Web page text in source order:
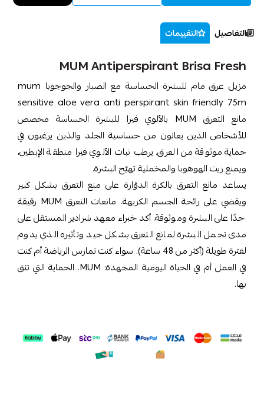
التفاصيل التقييمات
MUM Antiperspirant Brisa Fresh
مزيل عرق مام للبشرة الحساسة مع الصبار والجوجوبا mum
sensitive aloe vera anti perspirant skin friendly 75m
مانع التعرق MUM بالألوي فيرا للبشرة الحساسة مخصص
للأشخاص الذين يعانون من حساسية الجلد والذين يرغبون في
حماية موثوقة من العرق. يرطب نبات الألوي فيرا منطقة الإبطين،
ويمنع زيت الهوهوبا والمخملية تهيّج البشرة.
يساعد مانع التعرق بالكرة الدوّارة على منع التعرق بشكل كبير
ويقضي على رائحة الجسم الكريهة. مانعات التعرق MUM رقيقة
جدًا على البشرة وموثوقة. أكد خبراء معهد شرادير المستقل على
مدى تحمل البشرة لمانع التعرق بشكل جيد وتأثيره الذي يدوم
لفترة طويلة (أكثر من 48 ساعة). سواء كنت تمارس الرياضة أم كنت
في العمل أم في الحياة اليومية المجهدة: MUM. الحماية التي تثق
بها.